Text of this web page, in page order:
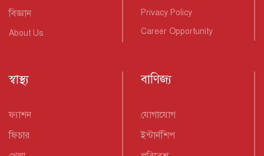
বিজ্ঞান
About Us
Privacy Policy
Career Opportunity
স্বাস্থ্য
ফ্যাশন
ফিচার
বাণিজ্য
যোগাযোগ
ইন্টার্নশিপ